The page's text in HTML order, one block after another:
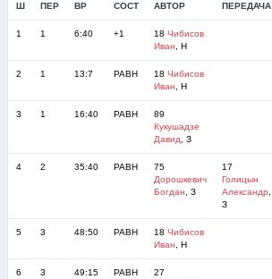
Ш ПЕР ВР СОСТ АВТОР ПЕРЕДАЧА
1 1 6:40 +1 18 Чибисов
Иван , Н
2 1 13:7 РАВН 18 Чибисов
Иван , Н
3 1 16:40 РАВН
89
Кукушадзе
Давид , З
4 2 35:40 РАВН
75
Дорошкевич
Богдан , З
17
Голицын
Александр
З
5 3 48:50 РАВН 18 Чибисов
Иван , Н
6 3 49:15 РАВН
27